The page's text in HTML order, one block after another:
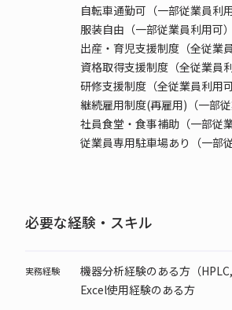
自転車通勤可（一部従業員利用
服装自由（一部従業員利用可）
出産・育児支援制度（全従業員
資格取得支援制度（全従業員利
研修支援制度（全従業員利用可
継続雇用制度(再雇用)（一部従
社員食堂・食事補助（一部従
従業員専用駐車場あり（一部
必要な経験・スキル
実務経験
機器分析経験のある方（
Excel使用経験のある方